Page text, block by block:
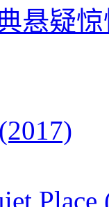
悬疑
Place